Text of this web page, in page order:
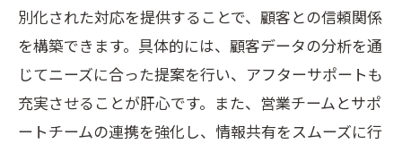
別化された対応を提供することで、顧客との信頼関係
を構築できます。具体的には、顧客データの分析を通
じてニーズに合った提案を行い、アフターサポートも
充実させることが肝心です。また、営業チームとサポ
ートチームの連携を強化し、情報共有をスムーズに行